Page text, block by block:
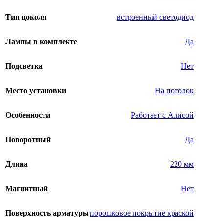
Тип цоколя встроенный светодиод
Лампы в комплекте Да
Подсветка Нет
Место установки На потолок
Особенности Работает с Алисой
Поворотный Да
Длина 220 мм
Магнитный Нет
Поверхность арматурыпорошковое покрытие краской